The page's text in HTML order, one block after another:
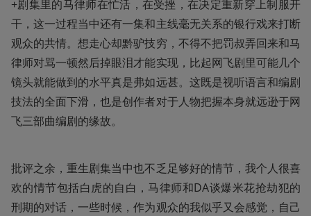
+剧集里的马律师在忙活，在受挫，在决定重新穿上制服开
干，这一过程当中还有一集和主线毫无关系的银行戏来打断
观众的共情。想走心却黔驴技穷，不得不把罚叔弄回来和马
律师对骂一顿然后掉眼泪才能实现，比起网飞剧里可能几个
镜头就能做到的水平真是弗如远甚。这既是视听语言和编剧
技法的全面下滑，也是创作者对于人物把握本身就远逊于网
飞三部曲编剧的缘故。
批评之余，重生剧集当中也不乏足够好的情节，我个人很喜
欢的情节包括白虎的自白，马律师和DA谈爆米花抢劫犯的
刑期的对话，一些时候，作为观众的我似乎又会感觉，自己